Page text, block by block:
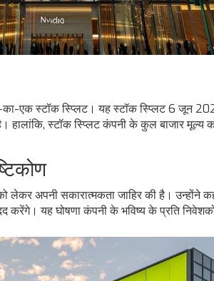
एक स्टॉक स्प्लिट। यह स्टॉक स्प्लिट 6 जून
स्टॉक स्प्लिट कंपनी के कुल बाजार मूल्य
अपनी सकारात्मकता जाहिर की है। उन्होंने
करेंगे। यह घोषणा कंपनी के भविष्य के प्रति